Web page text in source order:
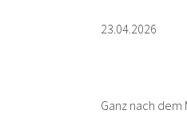
23.04.2026
Ganz nach dem